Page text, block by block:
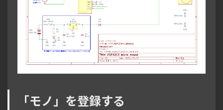
「モノ」を登録する